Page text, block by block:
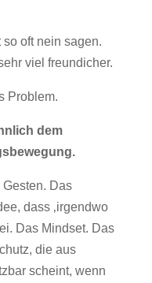
oft nein sagen.
viel freundicher.
Problem.
dem
Das
dass ‚irgendwo
Das Mindset. Das
die aus
scheint, wenn